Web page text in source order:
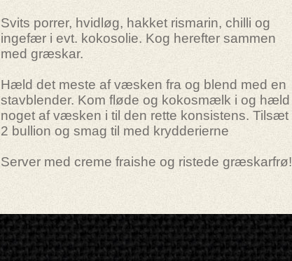
Svits porrer, hvidløg, hakket rismarin, chilli og
ingefær i evt. kokosolie. Kog herefter sammen
med græskar.
Hæld det meste af væsken fra og blend med en
stavblender. Kom fløde og kokosmælk i og hæld
noget af væsken i til den rette konsistens. Tilsæt
2 bullion og smag til med krydderierne
Server med creme fraishe og ristede græskarfrø!